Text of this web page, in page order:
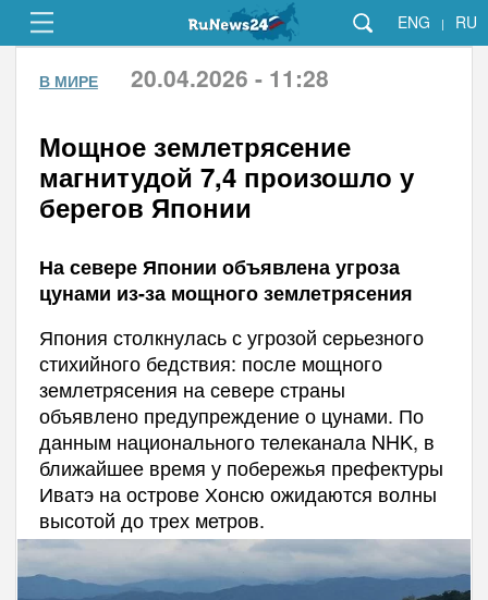
ENG | RU
В МИРЕ 20.04.2026 - 11:28
Мощное землетрясение
магнитудой 7,4 произошло у
берегов Японии
На севере Японии объявлена угроза
цунами из-за мощного землетрясения
Япония столкнулась с угрозой серьезного
стихийного бедствия: после мощного
землетрясения на севере страны
объявлено предупреждение о цунами. По
данным национального телеканала NHK, в
ближайшее время у побережья префектуры
Иватэ на острове Хонсю ожидаются волны
высотой до трех метров.